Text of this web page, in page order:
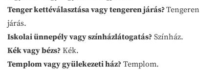
Tenger kettéválasztása vagy tengeren járás?Tengeren
járás.
Iskolai ünnepély vagy színházlátogatás? Színház.
Kék vagy bézs? Kék.
Templom vagy gyülekezeti ház? Templom.